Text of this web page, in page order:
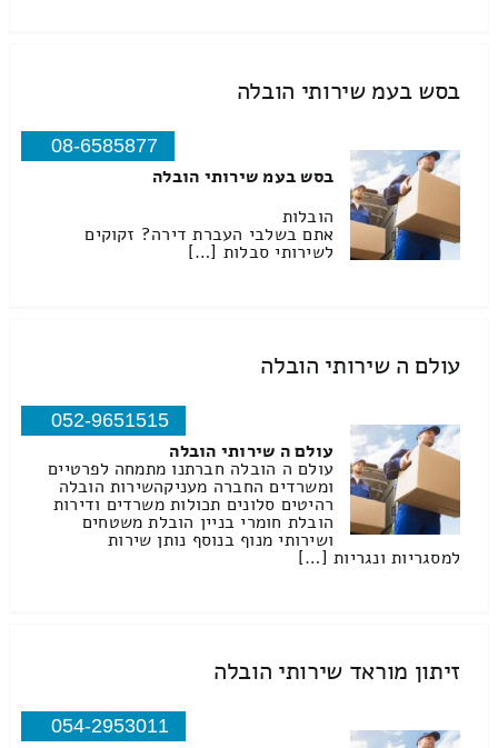
בסש בעמ שירותי הובלה
08-6585877
בסש בעמ שירותי הובלה
הובלות
אתם בשלבי העברת דירה? זקוקים
לשירותי סבלות […]
עולם ה שירותי הובלה
052-9651515
עולם ה שירותי הובלה
עולם ה הובלה חברתנו מתמחה לפרטיים
ומשרדים החברה מעניקהשירות הובלה
רהיטים סלונים תכולות משרדים ודירות
הובלת חומרי בניין הובלת משטחים
ושירותי מנוף בנוסף נותן שירות
למסגריות ונגריות […]
זיתון מוראד שירותי הובלה
054-2953011